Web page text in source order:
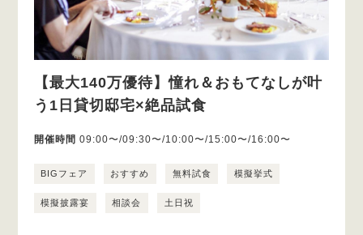
【最大140万優待】憧れ＆おもてなしが叶
う1日貸切邸宅×絶品試食
開催時間 09:00〜/09:30〜/10:00〜/15:00〜/16:00〜
BIGフェア おすすめ 無料試食 模擬挙式
模擬披露宴 相談会 土日祝